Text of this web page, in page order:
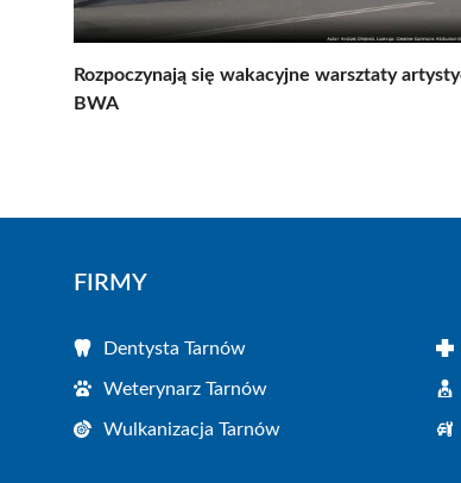
Rozpoczynają się wakacyjne warsztaty
BWA
FIRMY
Dentysta Tarnów
Weterynarz Tarnów
Wulkanizacja Tarnów